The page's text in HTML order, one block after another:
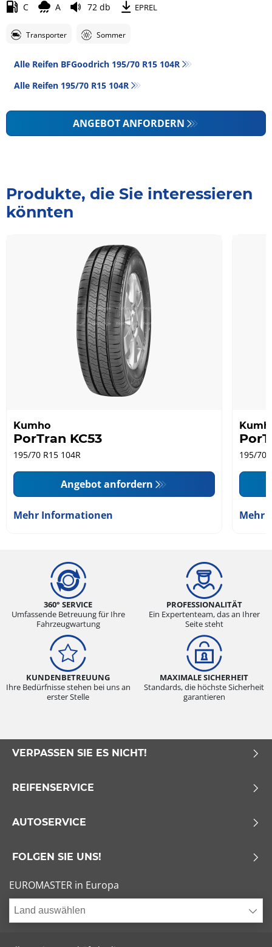
C A 72 db EPREL
Transporter Sommer
Alle Reifen BFGoodrich 195/70 R15 104R
Alle Reifen‎ 195/70 R15 104R
ANGEBOT ANFORDERN
Produkte, die Sie interessieren
könnten
Kumho
PorTran KC53
195/70 R15 104R
Angebot anfordern
Mehr Informationen
195/70
Mehr
360° SERVICE
Umfassende Betreuung für Ihre
Fahrzeugwartung
PROFESSIONALITÄT
Ein Expertenteam, das an Ihrer
Seite steht
KUNDENBETREUUNG
Ihre Bedürfnisse stehen bei uns an
erster Stelle
MAXIMALE SICHERHEIT
Standards, die höchste Sicherheit
garantieren
VERPASSEN SIE ES NICHT!
REIFENSERVICE
AUTOSERVICE
FOLGEN SIE UNS!
EUROMASTER in Europa
Land auswählen